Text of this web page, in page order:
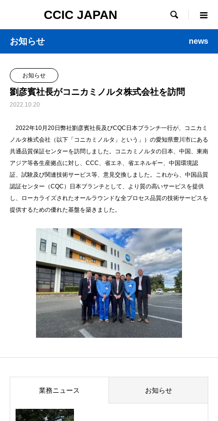
CCIC JAPAN 
お知らせ news
お知らせ
劉彦賓社長がコニカミノルタ株式会社を訪問
2022.10.20
2022年10月20日弊社劉彦賓社長及びCQC日本ブランチ一行が、コニカミ
ノルタ株式会社（以下「コニカミノルタ」という」）の愛知県豊川市にある
共通品質保証センターを訪問しました。コニカミノルタの日本、中国、東南
アジア等各生産拠点に対し、CCC、省エネ、省エネルギー、中国環境認
証、試験及び関連技術サービス等、意見交換しました。これから、中国品質
認証センター（CQC）日本ブランチとして、より質の高いサービスを提供
し、ローカライズされたオールラウンドな全プロセス品質の技術サービスを
提供するための優れた基盤を築きました。
業務ニュース お知らせ